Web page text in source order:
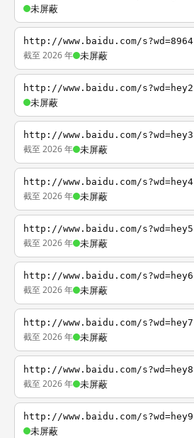
未屏蔽
http://www.baidu.com/s?wd=8964
截至 2026 年 未屏蔽
http://www.baidu.com/s?wd=hey2
未屏蔽
http://www.baidu.com/s?wd=hey3
截至 2026 年 未屏蔽
http://www.baidu.com/s?wd=hey4
截至 2026 年 未屏蔽
http://www.baidu.com/s?wd=hey5
截至 2026 年 未屏蔽
http://www.baidu.com/s?wd=hey6
截至 2026 年 未屏蔽
http://www.baidu.com/s?wd=hey7
截至 2026 年 未屏蔽
http://www.baidu.com/s?wd=hey8
截至 2026 年 未屏蔽
http://www.baidu.com/s?wd=hey9
未屏蔽